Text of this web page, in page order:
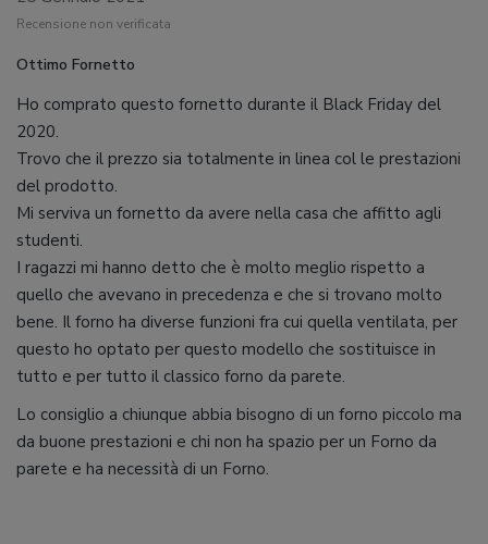
Recensione non verificata
Ottimo Fornetto
Ho comprato questo fornetto durante il Black Friday del
2020.
Trovo che il prezzo sia totalmente in linea col le prestazioni
del prodotto.
Mi serviva un fornetto da avere nella casa che affitto agli
studenti.
I ragazzi mi hanno detto che è molto meglio rispetto a
quello che avevano in precedenza e che si trovano molto
bene. Il forno ha diverse funzioni fra cui quella ventilata, per
questo ho optato per questo modello che sostituisce in
tutto e per tutto il classico forno da parete.
Lo consiglio a chiunque abbia bisogno di un forno piccolo ma
da buone prestazioni e chi non ha spazio per un Forno da
parete e ha necessità di un Forno.